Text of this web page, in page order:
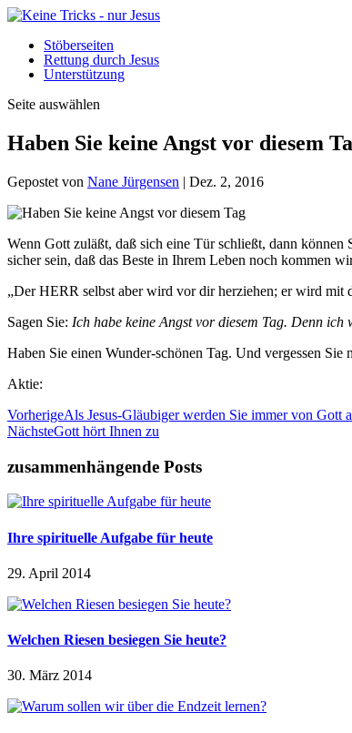
Stöberseiten
Rettung durch Jesus
Unterstützung
Seite auswählen
Haben Sie keine Angst vor diesem
Gepostet von Nane Jürgensen | Dez. 2, 2016
Wenn Gott zuläßt, daß sich eine Tür schließt, dann
sicher sein, daß das Beste in Ihrem Leben noch kommen
„Der HERR selbst aber wird vor dir herziehen; er wird
Sagen Sie: Ich habe keine Angst vor diesem Tag. Denn
Haben Sie einen Wunder-schönen Tag. Und vergessen
Aktie:
VorherigeAls Jesus-Gläubiger werden Sie immer von Gott
NächsteGott hört Ihnen zu
zusammenhängende Posts
Ihre spirituelle Aufgabe für heute
29. April 2014
Welchen Riesen besiegen Sie heute?
30. März 2014